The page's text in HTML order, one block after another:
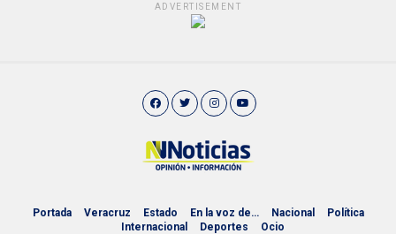
ADVERTISEMENT
Portada Veracruz Estado En la voz de… Nacional
Política
Internacional
Deportes Ocio